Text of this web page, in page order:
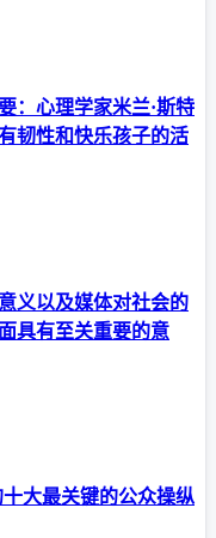
：心理学家米兰·斯特
韧性和快乐孩子的活
义以及媒体对社会的
具有至关重要的意
大最关键的公众操纵